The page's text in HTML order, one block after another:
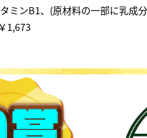
ミンB1、(原材料の一部に乳成
1,673